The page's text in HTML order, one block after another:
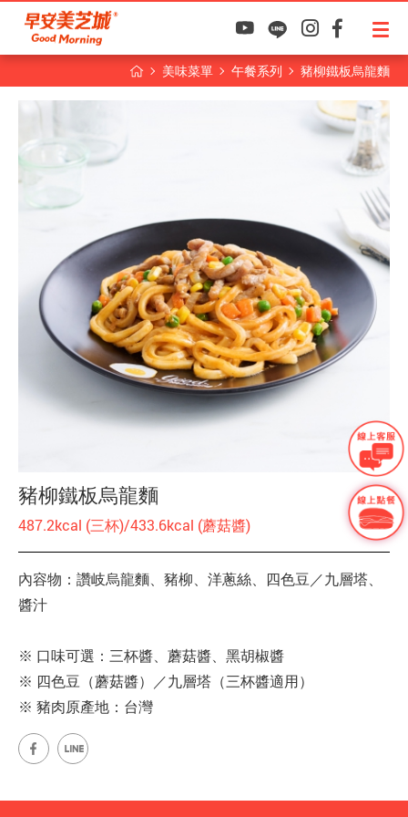
美味菜單 午餐系列 豬柳鐵板烏龍麵
豬柳鐵板烏龍麵
487.2kcal (三杯)/433.6kcal (蘑菇醬)
內容物：讚岐烏龍麵、豬柳、洋蔥絲、四色豆／九層塔、
醬汁
※ 口味可選：三杯醬、蘑菇醬、黑胡椒醬
※ 四色豆（蘑菇醬）／九層塔（三杯醬適用）
※ 豬肉原產地：台灣